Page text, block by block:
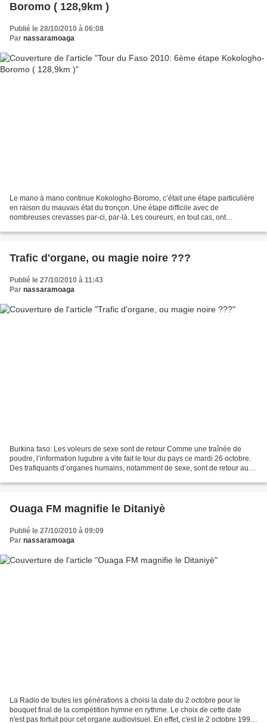
Boromo ( 128,9km )
Publié le 28/10/2010 à 06:08
Par nassaramoaga
Le mano à mano continue Kokologho-Boromo, c’était une étape particulière
en raison du mauvais état du tronçon. Une étape difficile avec de
nombreuses crevasses par-ci, par-là. Les coureurs, en tout cas, ont
Trafic d'organe, ou magie noire ???
Publié le 27/10/2010 à 11:43
Par nassaramoaga
Burkina faso: Les voleurs de sexe sont de retour Comme une traînée de
poudre, l’information lugubre a vite fait le tour du pays ce mardi 26 octobre.
Des trafiquants d’organes humains, notamment de sexe, sont de retour au
Ouaga FM magnifie le Ditaniyè
Publié le 27/10/2010 à 09:09
Par nassaramoaga
La Radio de toutes les générations a choisi la date du 2 octobre pour le
bouquet final de la compétition hymne en rythme. Le choix de cette date
n'est pas fortuit pour cet organe audiovisuel. En effet, c'est le 2 octobre 1999